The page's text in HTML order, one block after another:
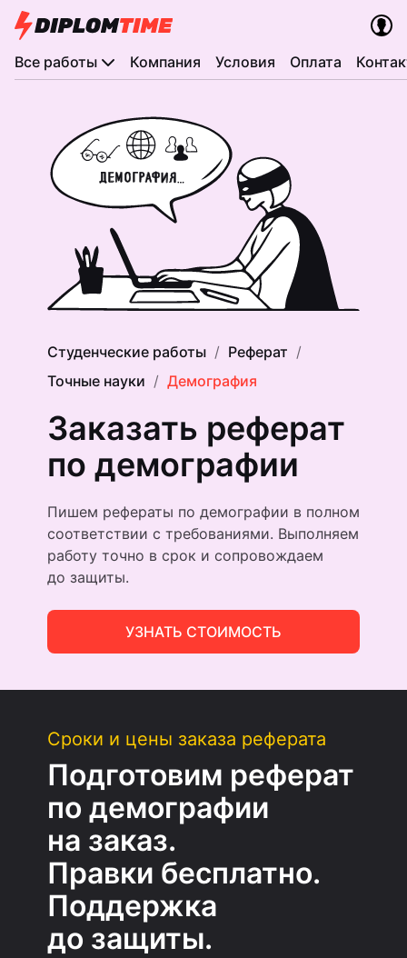
Все работы Компания Условия Оплата
Студенческие работы
Реферат
Точные науки
Демография
Заказать реферат
по демографии
Пишем рефераты по демографии в полном
соответствии с требованиями. Выполняем
работу точно в срок и сопровождаем
до защиты.
УЗНАТЬ СТОИМОСТЬ
Сроки и цены заказа реферата
Подготовим реферат
по демографии
на заказ.
Правки бесплатно.
Поддержка
до защиты.